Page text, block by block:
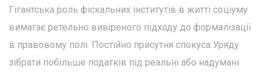
Гігантська роль фіскальних інститутів в житті соціуму
вимагає ретельно вивіреного підходу до формалізації
в правовому полі. Постійно присутня спокуса Уряду
зібрати побільше податків під реальні або надумані